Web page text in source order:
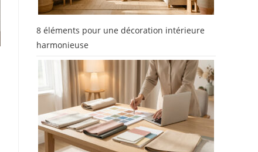
8 éléments pour une décoration intérieure
harmonieuse